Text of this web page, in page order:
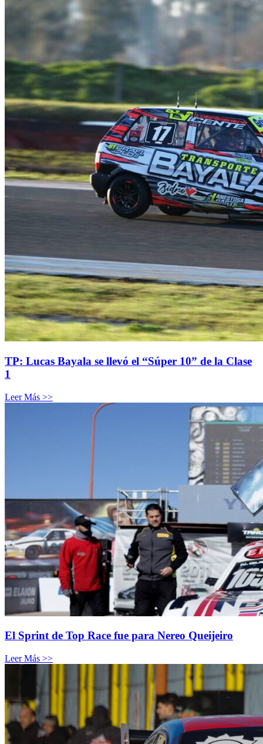
TP: Lucas Bayala se llevó el “Súper 10” de la Clase
1
Leer Más >>
El Sprint de Top Race fue para Nereo Queijeiro
Leer Más >>